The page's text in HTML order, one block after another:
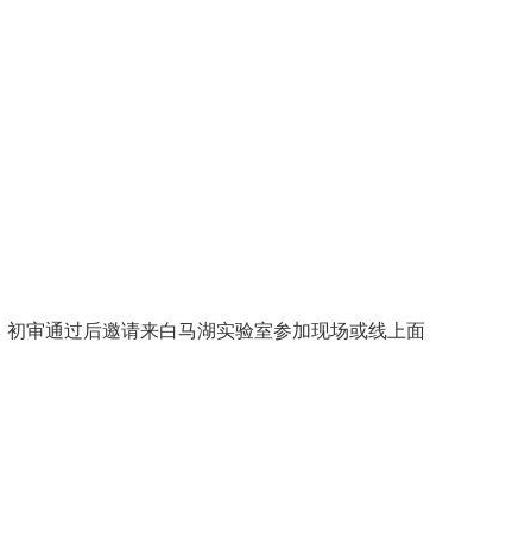
审通过后邀请来白马湖实验室参加现场或线上面